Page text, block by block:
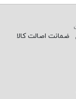
ضمانت اصالت کالا